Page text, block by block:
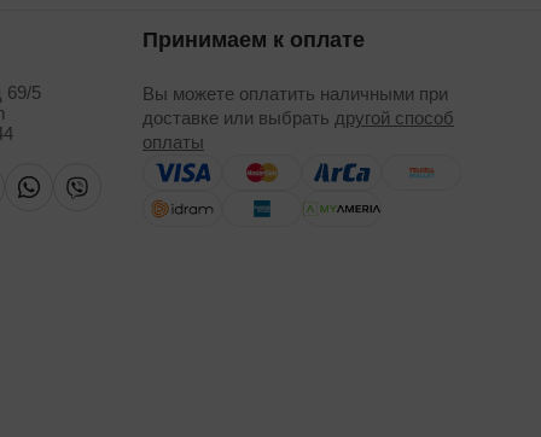
69/5
Принимаем к оплате
Вы можете оплатить наличными при
доставке или выбрать другой способ
оплаты